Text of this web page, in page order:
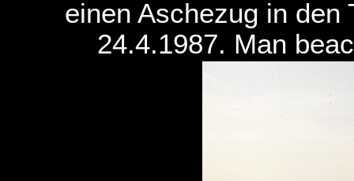
einen Aschezug in den
24.4.1987. Man